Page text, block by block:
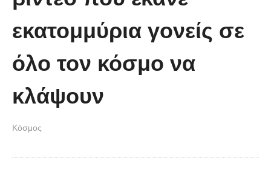
Οι 5 Γιατροί Κρύφτηκαν πίσω από
όταν έπεσε απλά ΔΕΝ περιγράφεται!
εκατομμύρια γονείς σε
όλο τον κόσμο να
κλάψουν
Κόσμος